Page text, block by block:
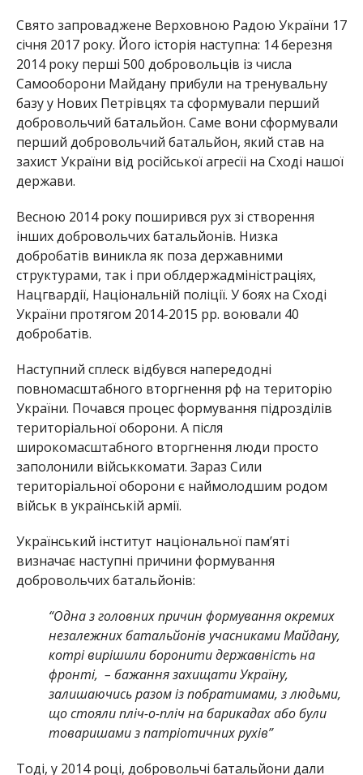
Свято запроваджене Верховною Радою України 17
січня 2017 року. Його історія наступна: 14 березня
2014 року перші 500 добровольців із числа
Самооборони Майдану прибули на тренувальну
базу у Нових Петрівцях та сформували перший
добровольчий батальйон. Саме вони сформували
перший добровольчий батальйон, який став на
захист України від російської агресїі на Сході нашої
держави.
Весною 2014 року поширився рух зі створення
інших добровольчих батальйонів. Низка
добробатів виникла як поза державними
структурами, так і при облдержадміністраціях,
Нацгвардії, Національній поліції. У боях на Сході
України протягом 2014-2015 рр. воювали 40
добробатів.
Наступний сплеск відбувся напередодні
повномасштабного вторгнення рф на територію
України. Почався процес формування підрозділів
територіальної оборони. А після
широкомасштабного вторгнення люди просто
заполонили військкомати. Зараз Сили
територіальної оборони є наймолодшим родом
військ в українській армії.
Український інститут національної пам’яті
визначає наступні причини формування
добровольчих батальйонів:
“Одна з головних причин формування окремих
незалежних батальйонів учасниками Майдану,
котрі вирішили боронити державність на
фронті, – бажання захищати Україну,
залишаючись разом із побратимами, з людьми,
що стояли пліч-о-пліч на барикадах або були
товаришами з патріотичних рухів”
Тоді, у 2014 році, добровольчі батальйони дали